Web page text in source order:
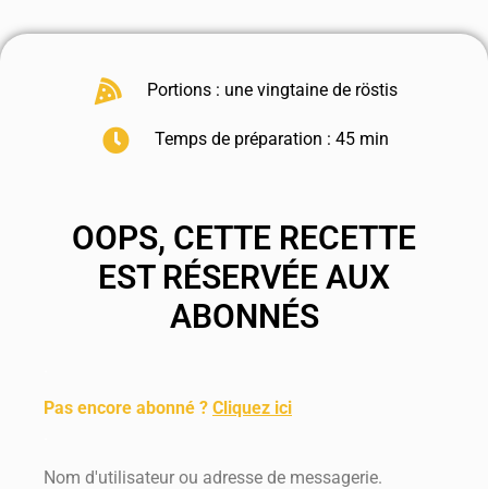
Portions : une vingtaine de röstis
Temps de préparation : 45 min
OOPS, CETTE RECETTE
EST RÉSERVÉE AUX
ABONNÉS
Pas encore abonné ? Cliquez ici
Nom d'utilisateur ou adresse de messagerie.